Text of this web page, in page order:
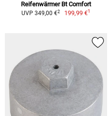
Reifenwärmer Bt Comfort
UVP 349,00 €2 199,99 €1